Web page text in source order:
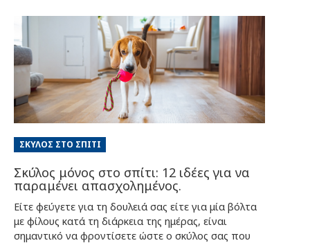
ΣΚΎΛΟΣ ΣΤΟ ΣΠΊΤΙ
Σκύλος μόνος στο σπίτι: 12 ιδέες για να
παραμένει απασχολημένος.
Είτε φεύγετε για τη δουλειά σας είτε για μία βόλτα
με φίλους κατά τη διάρκεια της ημέρας, είναι
σημαντικό να φροντίσετε ώστε ο σκύλος σας που